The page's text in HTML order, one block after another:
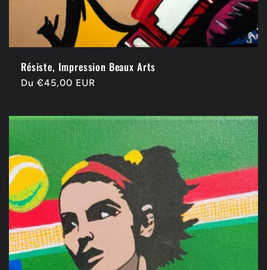
Résiste, Impression Beaux Arts
Prix
Du €45,00 EUR